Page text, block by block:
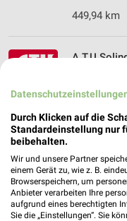
449,94 km
A.T.U
42653
Heute
458,61 km
pitstop
Bergisch-
51067 Köln
Durch Klicken auf die
Standardeinstellung nur
beibehalten.
Wir und unsere Partner
einem Gerät zu, wie z. B.
Browserspeichern, um
Anbieter verarbeiten Ihre
aufgrund eines berechtigten
Sie die „Einstellungen“. Sie